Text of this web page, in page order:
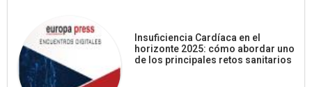
Insuficiencia Cardíaca en el
horizonte 2025: cómo abordar uno
de los principales retos sanitarios